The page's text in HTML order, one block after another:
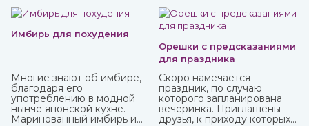
которую можно приобрести в интернет-магазине
Имбирь для похудения
Многие знают об имбире,
благодаря его
употреблению в модной
нынче японской кухне.
Маринованный имбирь и
Орешки с предсказаниями
для праздника
Скоро намечается
праздник, по случаю
которого запланирована
вечеринка. Приглашены
друзья, к приходу которых